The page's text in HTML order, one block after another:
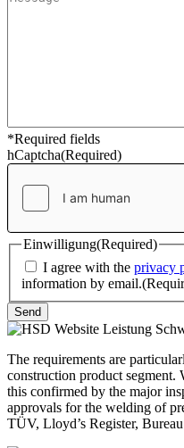
*Required fields
hCaptcha(Required)
Einwilligung(Required)
I agree with the privacy
information by email.
Send
The requirements are
construction product segment.
this confirmed by the major
approvals for the welding of
TÜV, Lloyd’s Register,